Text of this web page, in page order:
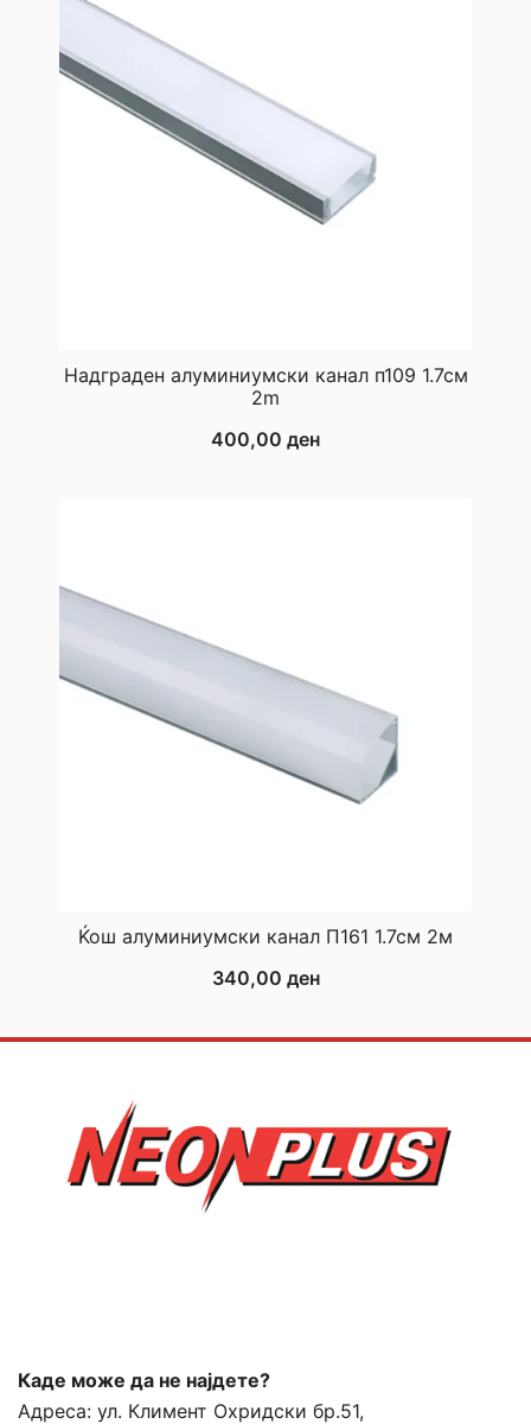
Надграден алуминиумски канал п109 1.7см
2m
400,00 ден
Ќош алуминиумски канал П161 1.7см 2м
340,00 ден
Каде може да не најдете?
Адреса: ул. Климент Охридски бр.51,